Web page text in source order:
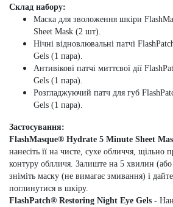
Склад набору:
Маска для зволоження шкіри
Sheet Mask (2 шт).
Нічні відновлювальні патчі
Gels (1 пара).
Антивікові патчі миттєвої дії
Gels (1 пара).
Розгладжуючий патч для губ
Gels (1 пара).
Застосування:
FlashMasque® Hydrate 5 Minute Sheet
нанесіть її на чисте, сухе обличчя,
контуру облличя. Залиште на 5 хвилин
зніміть маску (не вимагає змивання) і
поглинутися в шкіру.
FlashPatch® Restoring Night Eye Gels -